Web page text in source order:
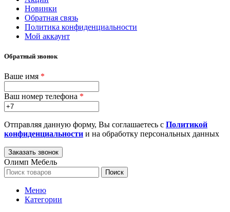
Новинки
Обратная связь
Политика конфиденциальности
Мой аккаунт
Обратный звонок
Ваше имя *
Ваш номер телефона *
Отправляя данную форму, Вы соглашаетесь с Политикой
конфиденциальности и на обработку персональных данных
Олимп Мебель
Поиск
Меню
Категории